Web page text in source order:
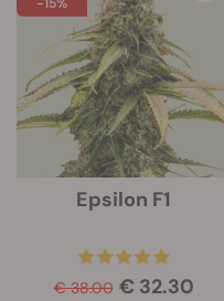
Epsilon F1
€ 38.00 € 32.30